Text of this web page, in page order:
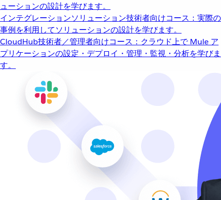
ューションの設計を学びます。
インテグレーションソリューション技術者向けコース：実際の
事例を利用してソリューションの設計を学びます。
CloudHub技術者／管理者向けコース：クラウド上で Mule ア
プリケーションの設定・デプロイ・管理・監視・分析を学びま
す。